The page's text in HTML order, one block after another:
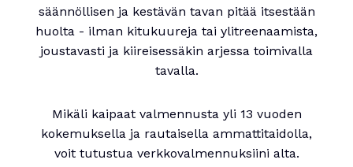
säännöllisen ja kestävän tavan pitää itsestään
huolta - ilman kitukuureja tai ylitreenaamista,
joustavasti ja kiireisessäkin arjessa toimivalla
tavalla.
Mikäli kaipaat valmennusta yli 13 vuoden
kokemuksella ja rautaisella ammattitaidolla,
voit tutustua verkkovalmennuksiini alta.